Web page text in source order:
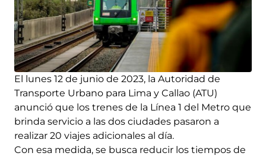
El lunes 12 de junio de 2023, la Autoridad de
Transporte Urbano para Lima y Callao (ATU)
anunció que los trenes de la Línea 1 del Metro que
brinda servicio a las dos ciudades pasaron a
realizar 20 viajes adicionales al día.
Con esa medida, se busca reducir los tiempos de